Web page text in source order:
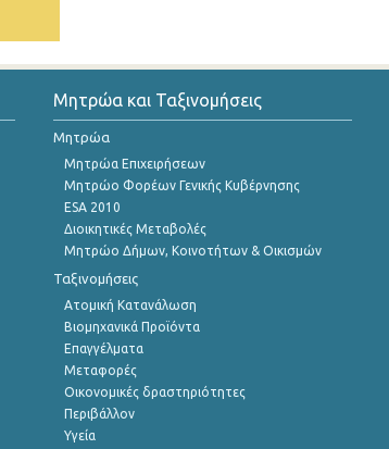
Μητρώα και Ταξινομήσεις
Μητρώα
Μητρώα Επιχειρήσεων
Μητρώο Φορέων Γενικής Κυβέρνησης
ESA 2010
Διοικητικές Μεταβολές
Μητρώο Δήμων, Κοινοτήτων & Οικισμών
Ταξινομήσεις
Ατομική Κατανάλωση
Βιομηχανικά Προϊόντα
Επαγγέλματα
Μεταφορές
Οικονομικές δραστηριότητες
Περιβάλλον
Υγεία